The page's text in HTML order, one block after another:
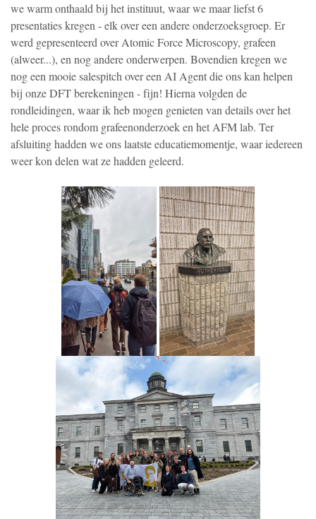
we warm onthaald bij het instituut, waar we maar liefst 6
presentaties kregen - elk over een andere onderzoeksgroep. Er
werd gepresenteerd over Atomic Force Microscopy, grafeen
(alweer...), en nog andere onderwerpen. Bovendien kregen we
nog een mooie salespitch over een AI Agent die ons kan helpen
bij onze DFT berekeningen - fijn! Hierna volgden de
rondleidingen, waar ik heb mogen genieten van details over het
hele proces rondom grafeenonderzoek en het AFM lab. Ter
afsluiting hadden we ons laatste educatiemomentje, waar iedereen
weer kon delen wat ze hadden geleerd.